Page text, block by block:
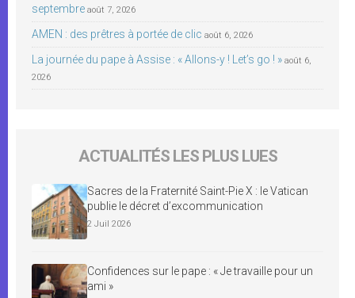
septembre août 7, 2026
AMEN : des prêtres à portée de clic août 6, 2026
La journée du pape à Assise : « Allons-y ! Let’s go ! » août 6,
2026
ACTUALITÉS LES PLUS LUES
Sacres de la Fraternité Saint-Pie X : le Vatican
publie le décret d’excommunication
2 Juil 2026
Confidences sur le pape : « Je travaille pour un
ami »